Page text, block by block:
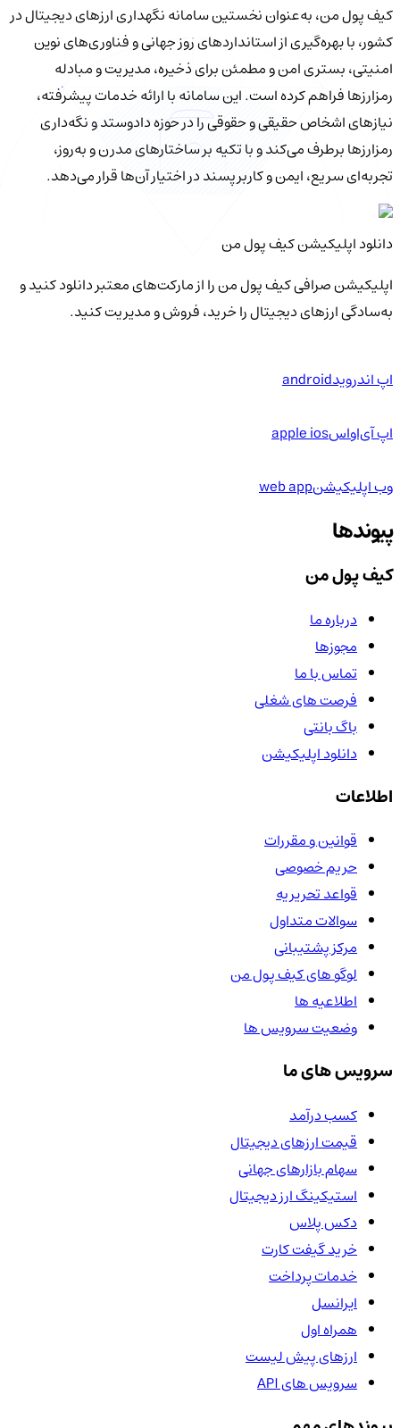
کیف‌ پول من، به‌عنوان نخستین سامانه نگهداری ارزهای دیجیتال در
کشور، با بهره‌گیری از استانداردهای روز جهانی و فناوری‌های نوین
امنیتی، بستری امن و مطمئن برای ذخیره، مدیریت و مبادله
رمزارزها فراهم کرده است. این سامانه با ارائه خدمات پیشرفته،
نیازهای اشخاص حقیقی و حقوقی را در حوزه دادوستد و نگه‌داری
رمزارزها برطرف می‌کند و با تکیه بر ساختارهای مدرن و به‌روز،
تجربه‌ای سریع، ایمن و کاربرپسند در اختیار آن‌ها قرار می‌دهد.
دانلود اپلیکیشن کیف‌ پول من
اپلیکیشن صرافی کیف پول من را از مارکت‌های معتبر دانلود کنید و
به‌سادگی ارزهای دیجیتال را خرید، فروش و مدیریت کنید.
اپ اندرویدandroid
اپ آی‌او‌اسapple ios
وب اپلیکیشنweb app
پیوندها
کیف پول من
درباره ما
مجوزها
تماس با ما
فرصت های شغلی
باگ بانتی
دانلود اپلیکیشن
اطلاعات
قوانین و مقررات
حریم خصوصی
قواعد تحریریه
سوالات متداول
مرکز پشتیبانی
لوگو های کیف پول من
اطلاعیه ها
وضعیت سرویس ها
سرویس های ما
کسب درآمد
قیمت ارزهای دیجیتال
سهام بازارهای جهانی
استیکینگ ارز دیجیتال
دکس پلاس
خرید گیفت کارت
خدمات پرداخت
ایرانسل
همراه اول
ارزهای پیش لیست
سرویس های API